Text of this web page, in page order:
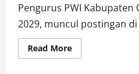
Pengurus PWI Kabupaten
2029, muncul postingan di
Read MoreRead
more